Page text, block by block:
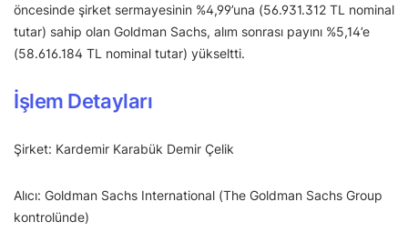
öncesinde şirket sermayesinin %4,99’una (56.931.312 TL nominal
tutar) sahip olan Goldman Sachs, alım sonrası payını %5,14’e
(58.616.184 TL nominal tutar) yükseltti.
İşlem Detayları
Şirket: Kardemir Karabük Demir Çelik
Alıcı: Goldman Sachs International (The Goldman Sachs Group
kontrolünde)